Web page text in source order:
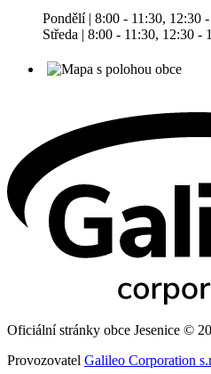
Pondělí | 8:00 - 11:30, 12:30
Středa | 8:00 - 11:30, 12:30 -
Oficiální stránky obce Jesenice ©
Provozovatel Galileo Corporation